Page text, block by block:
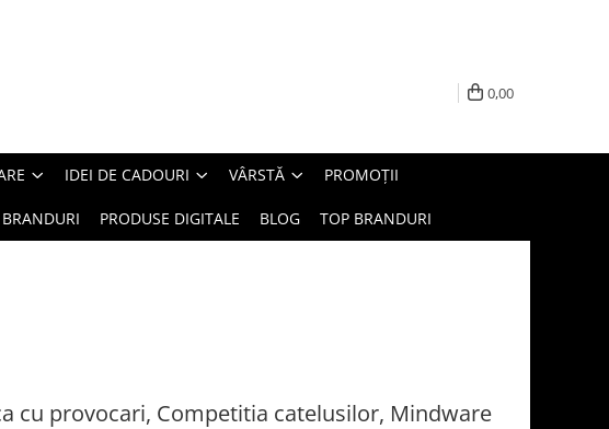
0,00
IDEI DE CADOURI VÂRSTĂ PROMOȚII
BRANDURI PRODUSE DIGITALE BLOG TOP BRANDURI
cu provocari, Competitia catelusilor, Mindware